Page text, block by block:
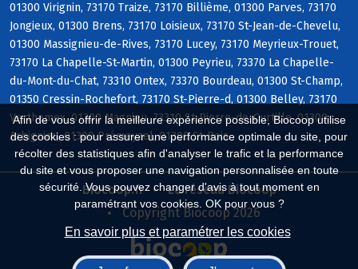
Afin de vous offrir la meilleure expérience possible, Biocoop utilise
des cookies : pour assurer une performance optimale du site, pour
récolter des statistiques afin d'analyser le trafic et la performance
du site et vous proposer une navigation personnalisée en toute
sécurité. Vous pouvez changer d'avis à tout moment en
paramétrant vos cookies. OK pour vous ?
En savoir plus et paramétrer les cookies
01300 Virignin, 73170 Traize, 73170 Billième, 01300 Parves, 73170
Jongieux, 01300 Brens, 73170 Loisieux, 73170 St-Jean-de-Chevelu,
01300 Massignieu-de-Rives, 73170 Lucey, 73170 Meyrieux-Trouet,
73170 La Chapelle-St-Martin, 01300 Peyrieu, 73370 La Chapelle-
du-Mont-du-Chat, 73310 Ontex, 73370 Bourdeau, 01300 St-Champ,
01350 Cressin-Rochefort, 73170 St-Pierre-d, 01300 Belley, 73170
Verthemex, 01300 Magnieu, 73310 St-Pierre-de-Curtille, 01300
Arbignieu, 01300 Prémeyzel, 01300 St-Bois
Biocoop.fr
Le réseau Biocoop
Copyright Biocoop 2026